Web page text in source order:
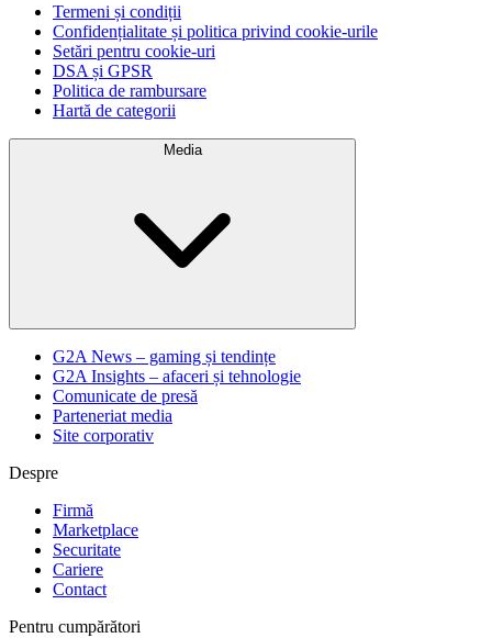
Termeni și condiții
Confidențialitate și politica privind cookie-urile
Setări pentru cookie-uri
DSA și GPSR
Politica de rambursare
Hartă de categorii
Media
G2A News – gaming și tendințe
G2A Insights – afaceri și tehnologie
Comunicate de presă
Parteneriat media
Site corporativ
Despre
Firmă
Marketplace
Securitate
Cariere
Contact
Pentru cumpărători